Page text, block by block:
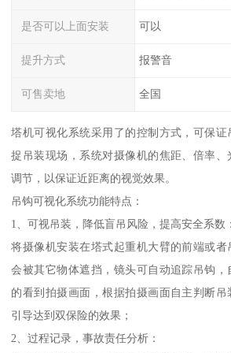
是否可以上面安装 可以
提升方式 报警音
可售卖地 全国
塔机可视化系统采用了的控制方式，可保
捉吊装现场，系统对摄像机的焦距、倍率
调节，以保证近距离的视觉效果。
吊钩可视化系统功能特点：
1、可视吊装，降低盲吊风险，提高安全系数：
将摄像机安装在塔式起重机大臂的前端或
会被其它物体遮挡，镜头可自动追踪吊钩
的看到拍摄画面，根据拍摄画面自主判断
引导达到双保险的效果；
2、过程记录，事故责任分析：